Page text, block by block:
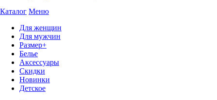
Каталог Меню
Для женщин
Для мужчин
Размер+
Белье
Аксессуары
Скидки
Новинки
Детское